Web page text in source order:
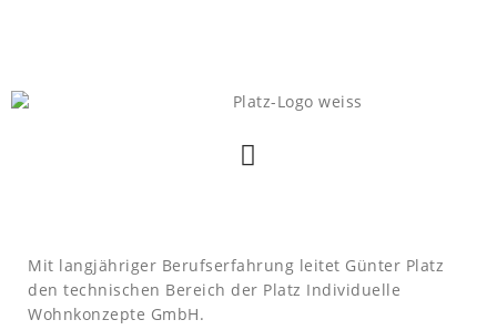
Mit langjähriger Berufserfahrung leitet Günter Platz
den technischen Bereich der Platz Individuelle
Wohnkonzepte GmbH.